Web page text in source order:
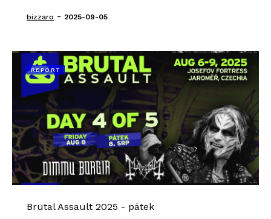
bizzaro - 2025-09-05
REPORT
Brutal Assault 2025 - pátek